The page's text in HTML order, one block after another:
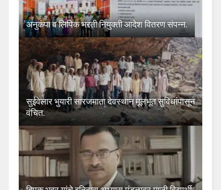
अनुकंपा व लिपिक भरती नियुक्ती आदेश वितरण संपन्न.
सुईवेलार भुयारी सारजमाता देवस्थान मूलभूत सुविधांपासून
वंचित.